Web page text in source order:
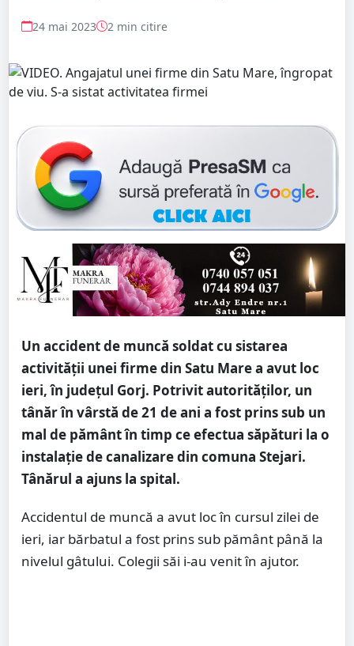
24 mai 2023 2 min citire
Un accident de muncă soldat cu sistarea
activității unei firme din Satu Mare a avut loc
ieri, în județul Gorj. Potrivit autorităților, un
tânăr în vârstă de 21 de ani a fost prins sub un
mal de pământ în timp ce efectua săpături la o
instalație de canalizare din comuna Stejari.
Tânărul a ajuns la spital.
Accidentul de muncă a avut loc în cursul zilei de
ieri, iar bărbatul a fost prins sub pământ până la
nivelul gâtului. Colegii săi i-au venit în ajutor.